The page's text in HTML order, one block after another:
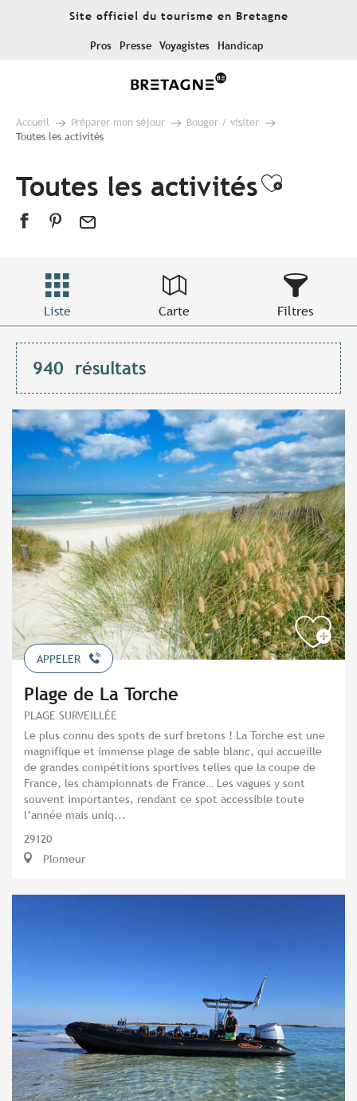
Site officiel du tourisme en Bretagne
Pros Presse Voyagistes Handicap
Accueil Préparer mon séjour
Bouger / visiter
Toutes les activités
Toutes les activités
Liste Carte Filtres
940 résultats
APPELER
Plage de La Torche
PLAGE SURVEILLÉE
Le plus connu des spots de surf bretons ! La Torche est une
magnifique et immense plage de sable blanc, qui accueille
de grandes compétitions sportives telles que la coupe de
France, les championnats de France… Les vagues y sont
souvent importantes, rendant ce spot accessible toute
l’année mais uniq...
29120
Plomeur